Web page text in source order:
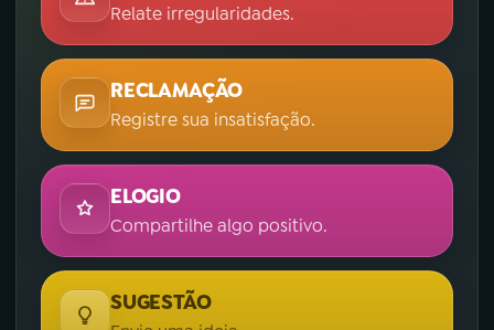
Relate irregularidades.
RECLAMAÇÃO
Registre sua insatisfação.
ELOGIO
Compartilhe algo positivo.
SUGESTÃO